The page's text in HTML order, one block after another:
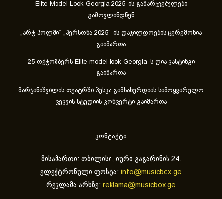
Elite Model Look Georgia 2025-ის გამარჯვებულები
გამოვლინდნენ
„არტ ჰოლში“ „პერსონა 2025“-ის დაჯილდოების ცერემონია
გაიმართა
25 ოქტომბერს Elite model look Georgia-ს ღია კასტინგი
გაიმართა
მარჯანიშვილის თეატრში პუსკა გამსახურდიას სამოყვარულო
ცეკვის სტუდიის კონცერტი გაიმართა
კონტაქტი
მისამართი: თბილისი, იური გაგარინის 24.
ელექტრონული ფოსტა: info@musicbox.ge
რეკლამა არხზე: reklama@musicbox.ge